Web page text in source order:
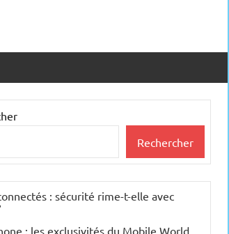
Rechercher
: sécurité rime-t-elle avec
: les exclusivités du Mobile World